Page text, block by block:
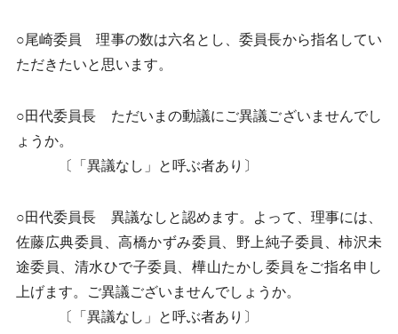
○尾崎委員 理事の数は六名とし、委員長から指名してい
ただきたいと思います。
○田代委員長 ただいまの動議にご異議ございませんでし
ょうか。
〔「異議なし」と呼ぶ者あり〕
○田代委員長 異議なしと認めます。よって、理事には、
佐藤広典委員、高橋かずみ委員、野上純子委員、柿沢未
途委員、清水ひで子委員、樺山たかし委員をご指名申し
上げます。ご異議ございませんでしょうか。
〔「異議なし」と呼ぶ者あり〕